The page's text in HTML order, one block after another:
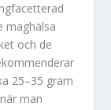
maghälsa
och de
25–35 gram
man